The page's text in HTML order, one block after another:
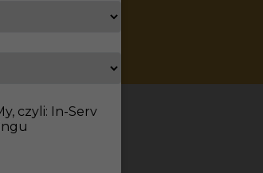
czyli: In-Serv